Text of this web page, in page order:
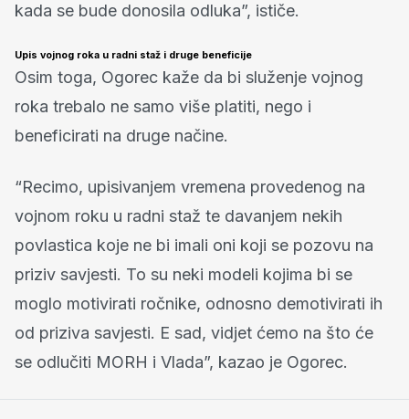
kada se bude donosila odluka”, ističe.
Upis vojnog roka u radni staž i druge beneficije
Osim toga, Ogorec kaže da bi služenje vojnog
roka trebalo ne samo više platiti, nego i
beneficirati na druge načine.
“Recimo, upisivanjem vremena provedenog na
vojnom roku u radni staž te davanjem nekih
povlastica koje ne bi imali oni koji se pozovu na
priziv savjesti. To su neki modeli kojima bi se
moglo motivirati ročnike, odnosno demotivirati ih
od priziva savjesti. E sad, vidjet ćemo na što će
se odlučiti MORH i Vlada”, kazao je Ogorec.